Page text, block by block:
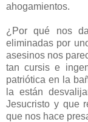
ahogamientos.
¿Por qué nos
eliminadas por
asesinos nos
tan cursis e
patriótica en la
la están
Jesucristo y que
que nos hace